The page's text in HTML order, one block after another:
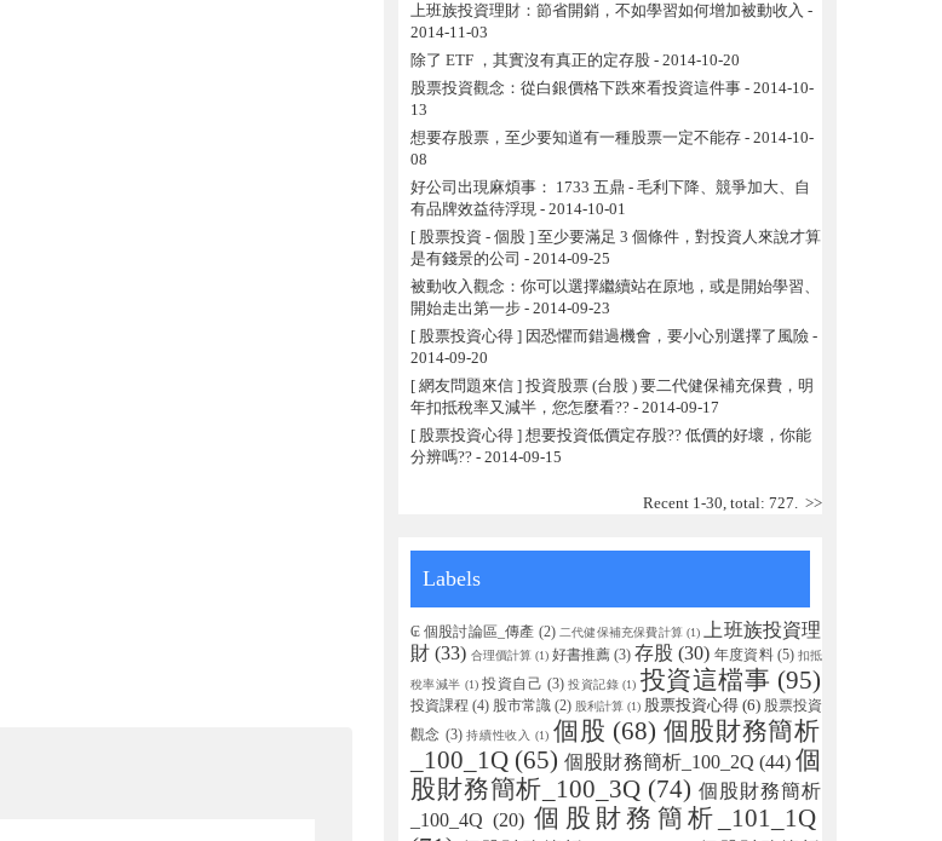
上班族投資理財：節省開銷，不如學習如何增加被動收入 -
2014-11-03
除了 ETF ，其實沒有真正的定存股- 2014-10-20
股票投資觀念：從白銀價格下跌來看投資這件事- 2014-10-
13
想要存股票，至少要知道有一種股票一定不能存 - 2014-10-
08
好公司出現麻煩事： 1733 五鼎 - 毛利下降、競爭加大、自
有品牌效益待浮現- 2014-10-01
[ 股票投資 - 個股 ] 至少要滿足 3 個條件，對投資人來說才算
是有錢景的公司 - 2014-09-25
被動收入觀念：你可以選擇繼續站在原地，或是開始學習、
開始走出第一步 - 2014-09-23
[ 股票投資心得 ] 因恐懼而錯過機會，要小心別選擇了風險-
2014-09-20
[ 網友問題來信 ] 投資股票 (台股 ) 要二代健保補充保費，明
年扣抵稅率又減半，您怎麼看??- 2014-09-17
[ 股票投資心得 ] 想要投資低價定存股?? 低價的好壞，你能
分辨嗎??- 2014-09-15
Recent 1-30, total: 727. >>
Labels
₢ 個股討論區_傳產 (2) 二代健保補充保費計算 (1)
上班族投資理
財 (33) 合理價計算 (1) 好書推薦 (3) 存股 (30) 年度資料 (5) 扣抵
稅率減半 (1) 投資自己 (3) 投資記錄 (1) 投資這檔事 (95)
投資課程 (4) 股市常識 (2) 股利計算 (1) 股票投資心得 (6) 股票投資
觀念 (3) 持續性收入 (1) 個股 (68) 個股財務簡析
_100_1Q (65) 個股財務簡析_100_2Q (44) 個
股財務簡析_100_3Q (74) 個股財務簡析
_100_4Q (20) 個股財務簡析_101_1Q